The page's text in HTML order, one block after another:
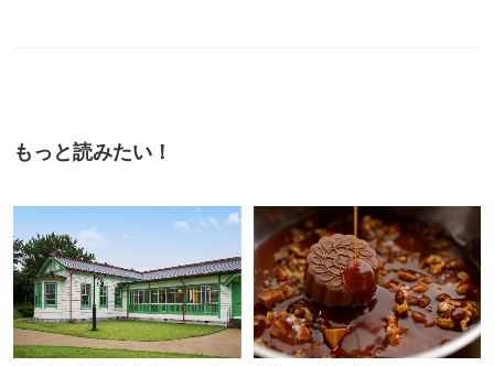
もっと読みたい！